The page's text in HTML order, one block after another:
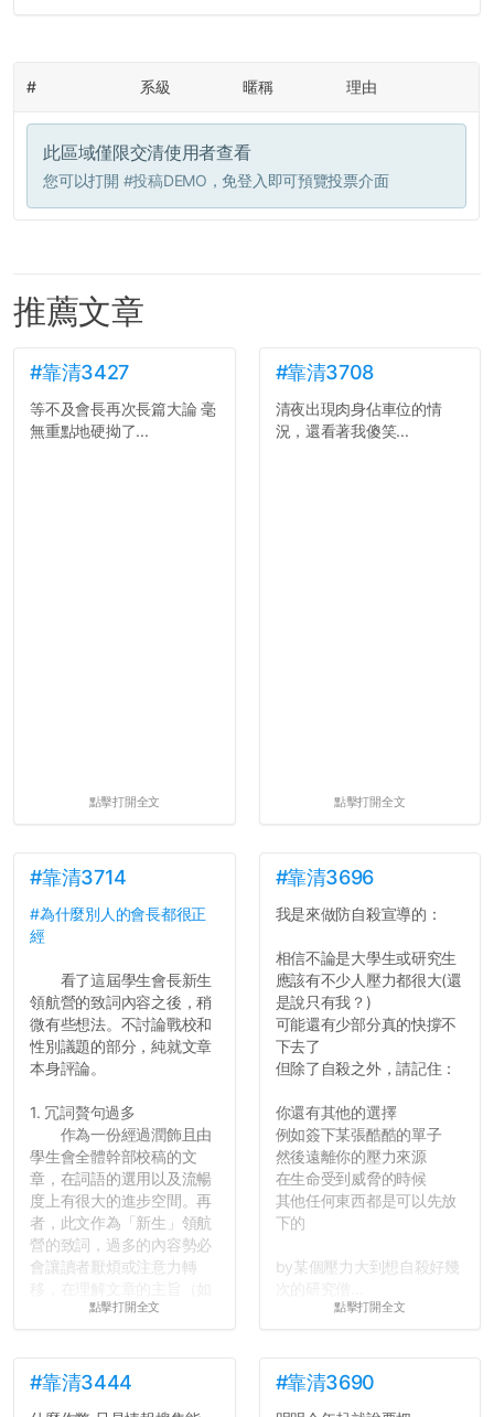
# 系級 暱稱 理由
此區域僅限交清使用者查看
您可以打開 #投稿DEMO ，免登入即可預覽投票介面
推薦文章
#靠清3427
等不及會長再次長篇大論 毫
無重點地硬拗了...
點擊打開全文
#靠清3708
清夜出現肉身佔車位的情
況，還看著我傻笑...
點擊打開全文
#靠清3714
#為什麼別人的會長都很正
經
看了這屆學生會長新生
領航營的致詞內容之後，稍
微有些想法。不討論戰校和
性別議題的部分，純就文章
本身評論。
1. 冗詞贅句過多
作為一份經過潤飾且由
學生會全體幹部校稿的文
章，在詞語的選用以及流暢
度上有很大的進步空間。再
者，此文作為「新生」領航
營的致詞，過多的內容勢必
會讓讀者厭煩或注意力轉
果有的話）前就失去興趣。
的聲明一樣正式，但至少在
用字上多加留意。有些語句
點擊打開全文
#靠清3696
我是來做防自殺宣導的：
相信不論是大學生或研究生
應該有不少人壓力都很大(還
是說只有我？)
可能還有少部分真的快撐不
下去了
但除了自殺之外，請記住：
你還有其他的選擇
例如簽下某張酷酷的單子
然後遠離你的壓力來源
在生命受到威脅的時候
其他任何東西都是可以先放
下的
by某個壓力大到想自殺好幾
點擊打開全文
#靠清3444 #靠清3690